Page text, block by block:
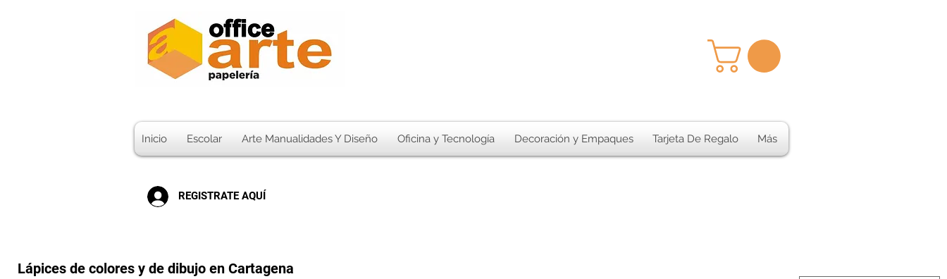
Inicio Escolar Arte Manualidades Y Diseño Oficina y Tecnología Decoración y Empaques Tarjeta De Regalo Más
REGISTRATE AQUÍ
Lápices de colores y de dibujo en Cartagena